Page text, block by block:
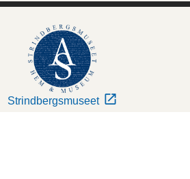
Strindbergsmuseet